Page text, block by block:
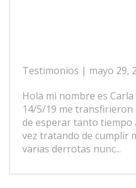
Testimonios | mayo 29,
Hola mi nombre es
14/5/19 me transfirieron
de esperar tanto tiempo
vez tratando de cumplir
varias derrotas nunc...